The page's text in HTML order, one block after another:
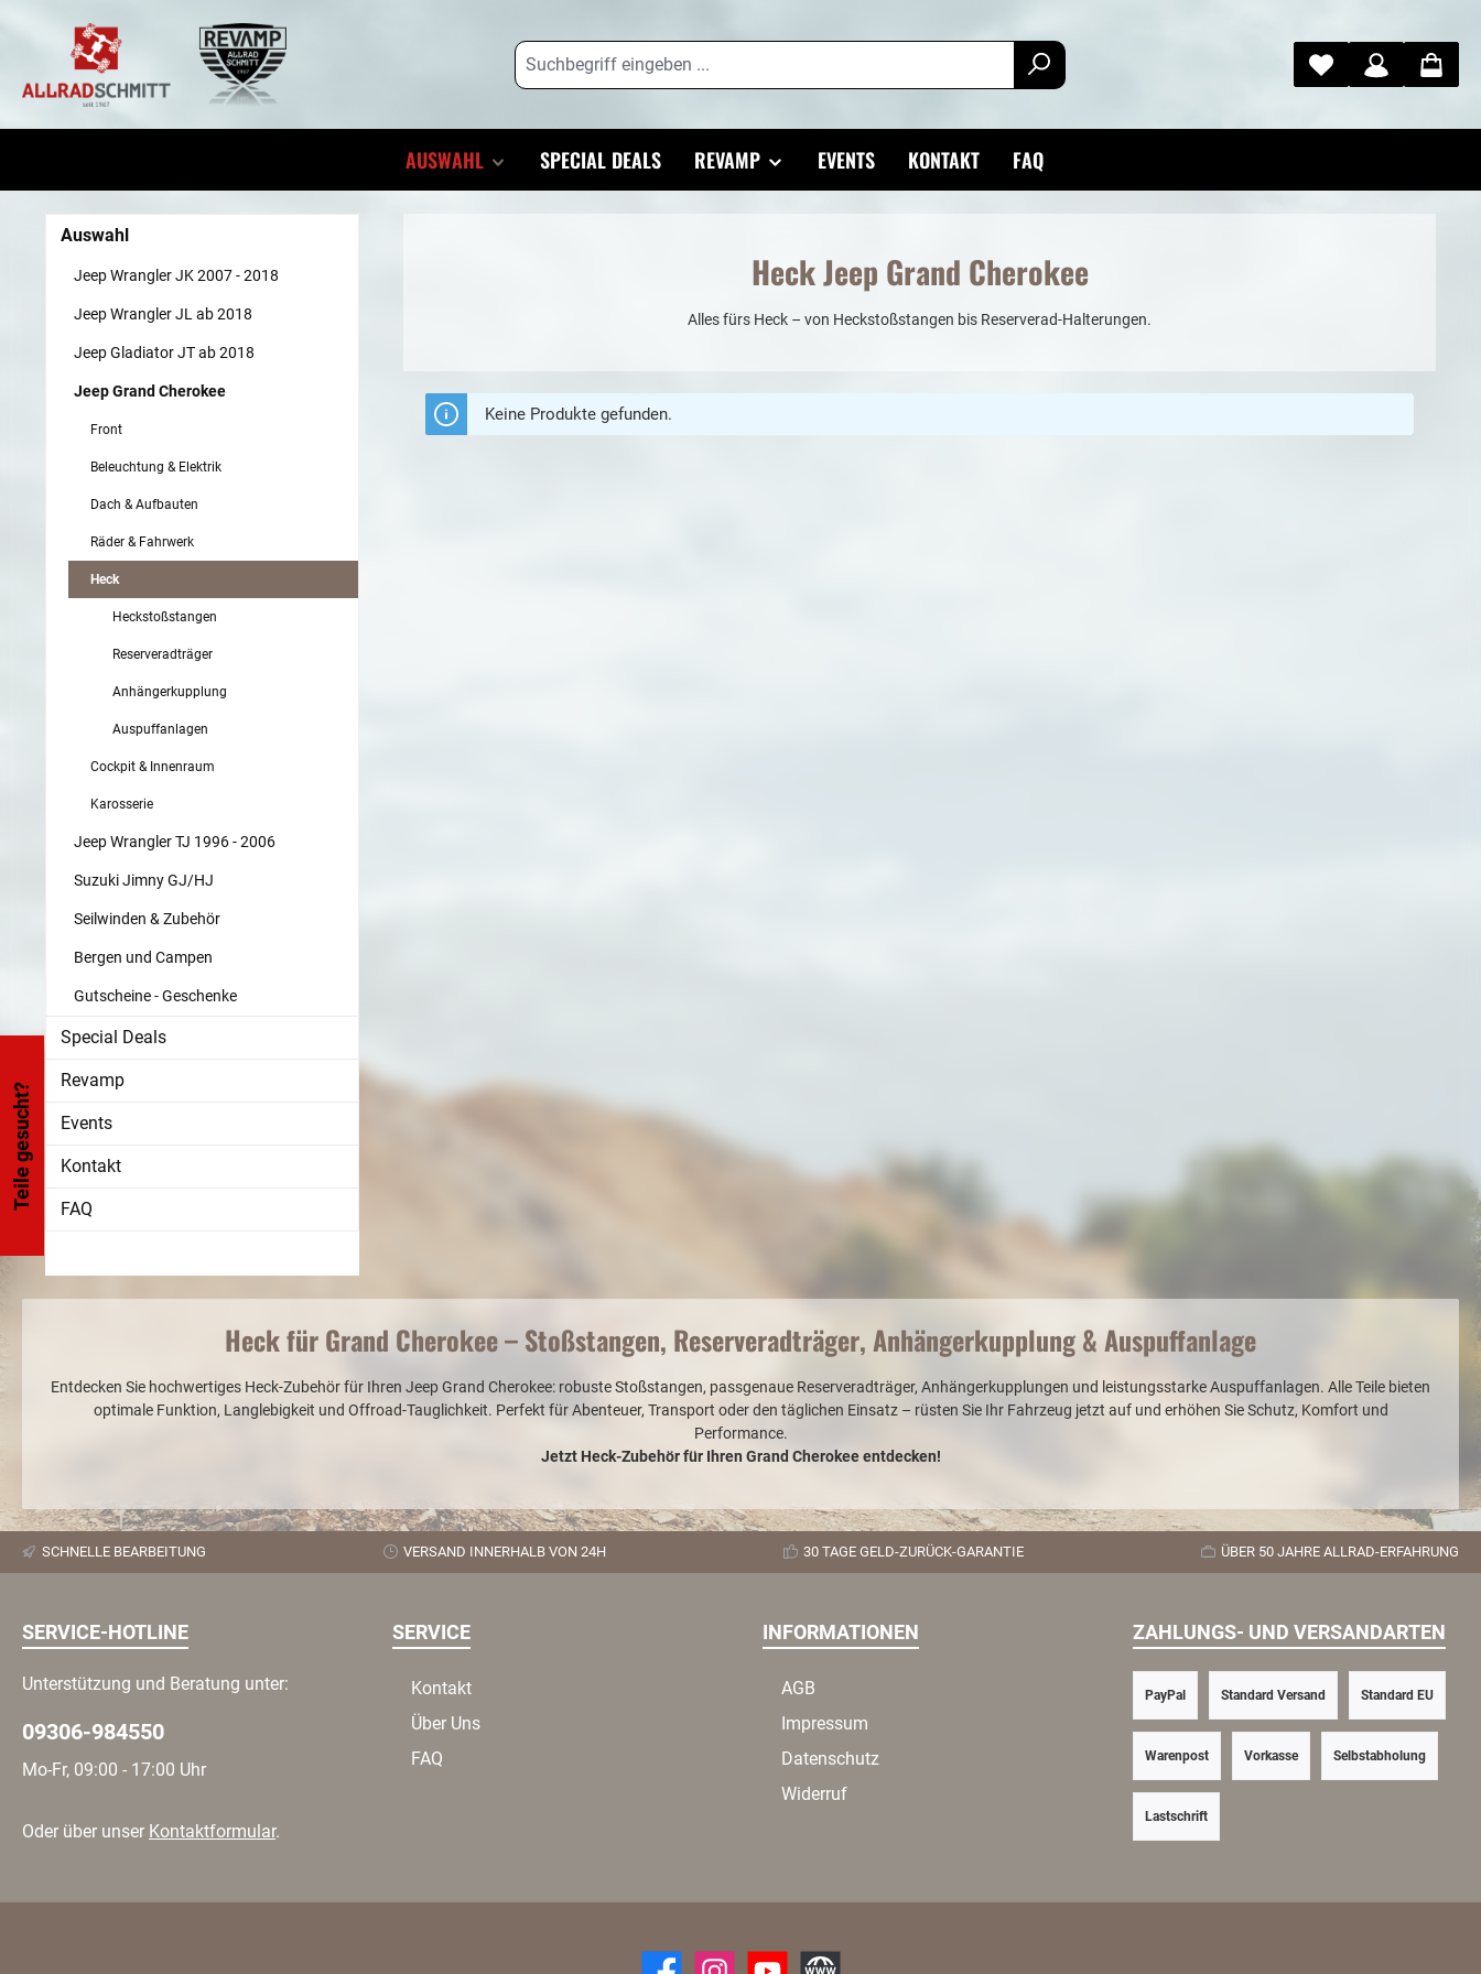
springen
AUSWAHL SPECIAL DEALS REVAMP EVENTS KONTAKT FAQ
Auswahl
Jeep Wrangler JK 2007 - 2018
Jeep Wrangler JL ab 2018
Jeep Gladiator JT ab 2018
Jeep Grand Cherokee
Front
Beleuchtung & Elektrik
Dach & Aufbauten
Räder & Fahrwerk
Heck
Heckstoßstangen
Reserveradträger
Anhängerkupplung
Auspuffanlagen
Cockpit & Innenraum
Karosserie
Jeep Wrangler TJ 1996 - 2006
Suzuki Jimny GJ/HJ
Seilwinden & Zubehör
Bergen und Campen
Gutscheine - Geschenke
Special Deals
Revamp
Events
Kontakt
FAQ
Heck Jeep Grand Cherokee
Alles fürs Heck – von Heckstoßstangen bis Reserverad-Halterungen.
Keine Produkte gefunden.
Heck für Grand Cherokee – Stoßstangen, Reserveradträger, Anhängerkupplung & Auspuffanlage
Entdecken Sie hochwertiges Heck-Zubehör für Ihren Jeep Grand Cherokee: robuste Stoßstangen, passgenaue Reserveradträger, Anhängerkupplungen und leistungsstarke Auspuffanlagen. Alle Teile bieten
optimale Funktion, Langlebigkeit und Offroad-Tauglichkeit. Perfekt für Abenteuer, Transport oder den täglichen Einsatz – rüsten Sie Ihr Fahrzeug jetzt auf und erhöhen Sie Schutz, Komfort und
Performance.
Jetzt Heck-Zubehör für Ihren Grand Cherokee entdecken!
SCHNELLE BEARBEITUNG VERSAND INNERHALB VON 24H 30 TAGE GELD-ZURÜCK-GARANTIE ÜBER 50 JAHRE ALLRAD-ERFAHRUNG
SERVICE-HOTLINE
Unterstützung und Beratung unter:
09306-984550
Mo-Fr, 09:00 - 17:00 Uhr
Oder über unser Kontaktformular.
SERVICE
Kontakt
Über Uns
FAQ
INFORMATIONEN
AGB
Impressum
Datenschutz
Widerruf
ZAHLUNGS- UND VERSANDARTEN
Vorkasse
PayPal
Lastschrift
Standard Versand Standard EU
Warenpost Selbstabholung
Teile gesucht?